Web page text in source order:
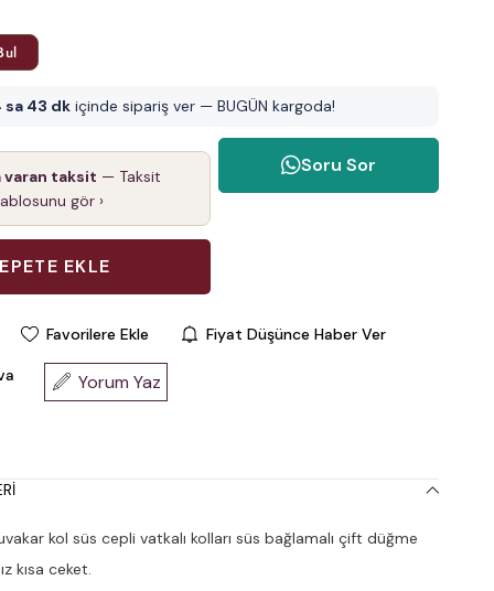
sa 43 dkiçinde sipariş ver — BUGÜN kargoda!
varan taksit — Taksit
gör ›
Soru Sor
Favorilere Ekle Fiyat Düşünce Haber Ver
Yorum Yaz
kol süs cepli vatkalı kolları süs bağlamalı çift düğme
kısa ceket.